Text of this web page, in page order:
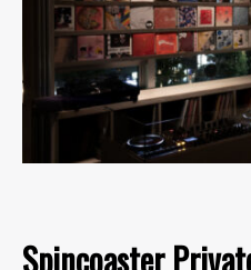
Spincoaster